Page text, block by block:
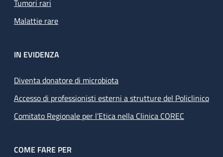
Tumori rari
Malattie rare
IN EVIDENZA
Diventa donatore di microbiota
Accesso di professionisti esterni a strutture del Policlinico
Comitato Regionale per l’Etica nella Clinica COREC
COME FARE PER